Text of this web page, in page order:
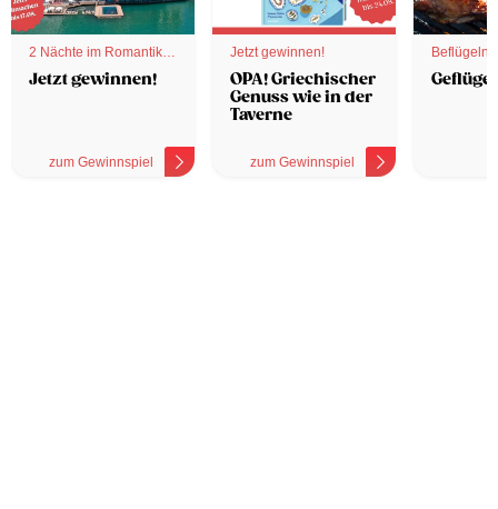
2 Nächte im Romantik
Hotel
Jetzt gewinnen!
zum Gewinnspiel
Jetzt gewinnen!
OPA! Griechischer
Genuss wie in der
Taverne
zum Gewinnspiel